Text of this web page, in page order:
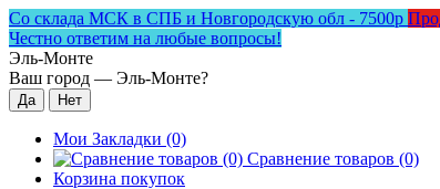
Со склада МСК в СПБ и Новгородскую обл - 7500р
Честно ответим на любые вопросы!
Эль-Монте
Ваш город — Эль-Монте?
Мои Закладки (0)
Сравнение товаров (0)
Корзина покупок